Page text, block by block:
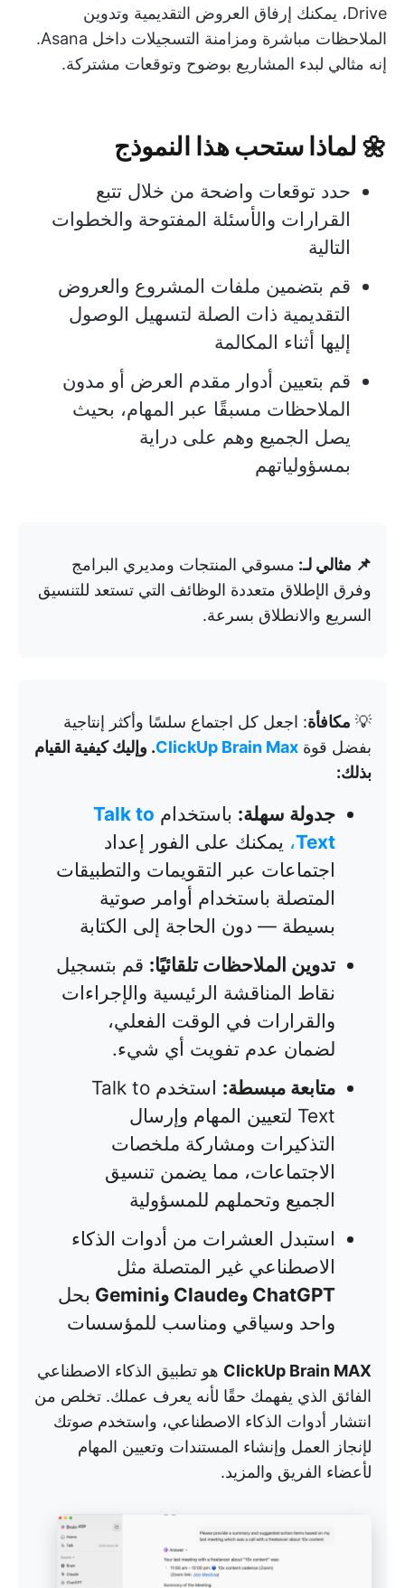
Drive، يمكنك إرفاق العروض التقديمية وتدوين
الملاحظات مباشرة ومزامنة التسجيلات داخل Asana.
إنه مثالي لبدء المشاريع بوضوح وتوقعات مشتركة.
🌼 لماذا ستحب هذا النموذج
حدد توقعات واضحة من خلال تتبع
القرارات والأسئلة المفتوحة والخطوات
التالية
قم بتضمين ملفات المشروع والعروض
التقديمية ذات الصلة لتسهيل الوصول
إليها أثناء المكالمة
قم بتعيين أدوار مقدم العرض أو مدون
الملاحظات مسبقًا عبر المهام، بحيث
يصل الجميع وهم على دراية
بمسؤولياتهم
📌 مثالي لـ: مسوقي المنتجات ومديري البرامج
وفرق الإطلاق متعددة الوظائف التي تستعد للتنسيق
السريع والانطلاق بسرعة.
💡 مكافأة: اجعل كل اجتماع سلسًا وأكثر إنتاجية
بفضل قوة ClickUp Brain Max. وإليك كيفية القيام
بذلك:
جدولة سهلة: باستخدام Talk to
Text، يمكنك على الفور إعداد
اجتماعات عبر التقويمات والتطبيقات
المتصلة باستخدام أوامر صوتية
بسيطة — دون الحاجة إلى الكتابة
تدوين الملاحظات تلقائيًا: قم بتسجيل
نقاط المناقشة الرئيسية والإجراءات
والقرارات في الوقت الفعلي،
لضمان عدم تفويت أي شيء.
متابعة مبسطة:
استخدم Talk to
Text لتعيين المهام وإرسال
التذكيرات ومشاركة ملخصات
الاجتماعات، مما يضمن تنسيق
الجميع وتحملهم للمسؤولية
استبدل العشرات من أدوات الذكاء
الاصطناعي غير المتصلة مثل
ChatGPT وClaude وGemini
بحل
واحد وسياقي ومناسب للمؤسسات
ClickUp Brain MAX هو تطبيق الذكاء الاصطناعي
الفائق الذي يفهمك حقًا لأنه يعرف عملك. تخلص من
انتشار أدوات الذكاء الاصطناعي، واستخدم صوتك
لإنجاز العمل وإنشاء المستندات وتعيين المهام
لأعضاء الفريق والمزيد.